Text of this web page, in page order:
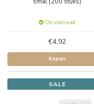
Op voorraad
€4,92
Kopen
SALE